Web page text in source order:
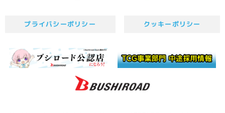
プライバシーポリシー クッキーポリシー